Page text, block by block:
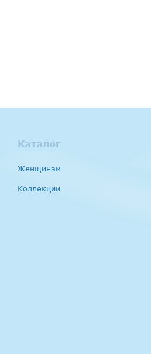
Каталог
Женщинам
Коллекции